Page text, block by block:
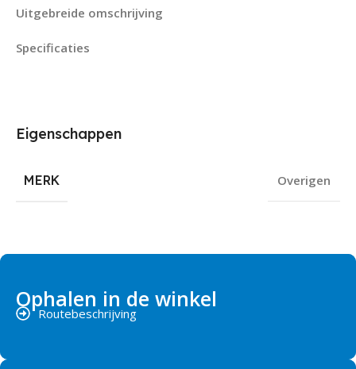
Uitgebreide omschrijving
Specificaties
Eigenschappen
MERK Overigen
Ophalen in de winkel
Routebeschrijving